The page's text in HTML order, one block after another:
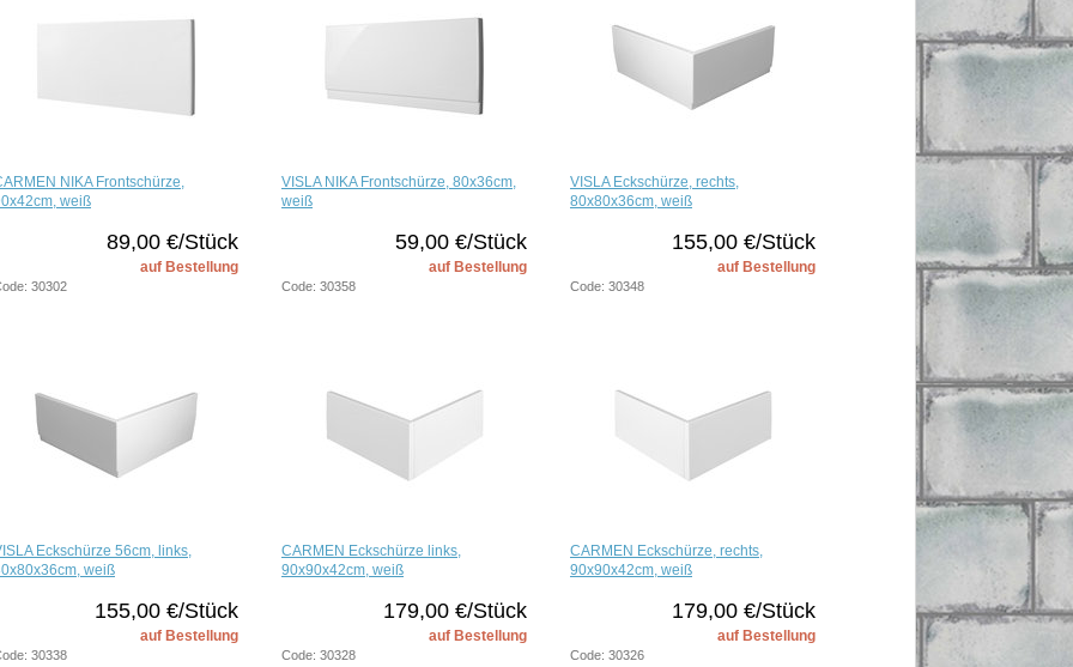
NIKA Frontschürze,
weiß
89,00 €/Stück
auf Bestellung
30302
VISLA NIKA Frontschürze, 80x36cm,
weiß
59,00 €/Stück
auf Bestellung
Code: 30358
VISLA Eckschürze, rechts,
80x80x36cm, weiß
155,00 €/Stück
auf Bestellung
Code: 30348
Eckschürze 56cm, links,
weiß
155,00 €/Stück
auf Bestellung
30338
CARMEN Eckschürze links,
90x90x42cm, weiß
179,00 €/Stück
auf Bestellung
Code: 30328
CARMEN Eckschürze, rechts,
90x90x42cm, weiß
179,00 €/Stück
auf Bestellung
Code: 30326